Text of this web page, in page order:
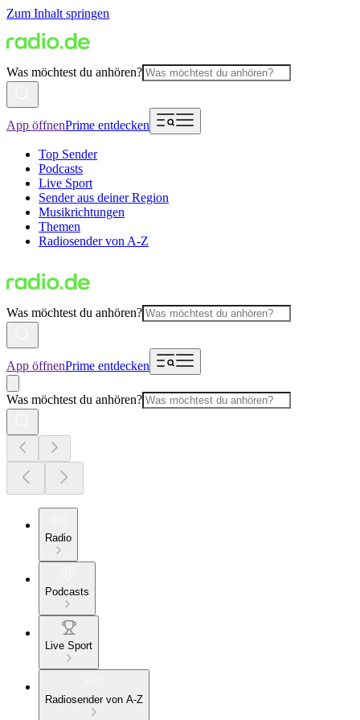
Zum Inhalt springen
Was möchtest du anhören?
App öffnenPrime entdecken
Top Sender
Podcasts
Live Sport
Sender aus deiner Region
Musikrichtungen
Themen
Radiosender von A-Z
Was möchtest du anhören?
App öffnenPrime entdecken
Was möchtest du anhören?
Radio
Podcasts
Live Sport
Radiosender von A-Z